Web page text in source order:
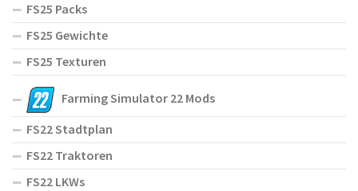
FS25 Packs
FS25 Gewichte
FS25 Texturen
Farming Simulator 22 Mods
FS22 Stadtplan
FS22 Traktoren
FS22 LKWs